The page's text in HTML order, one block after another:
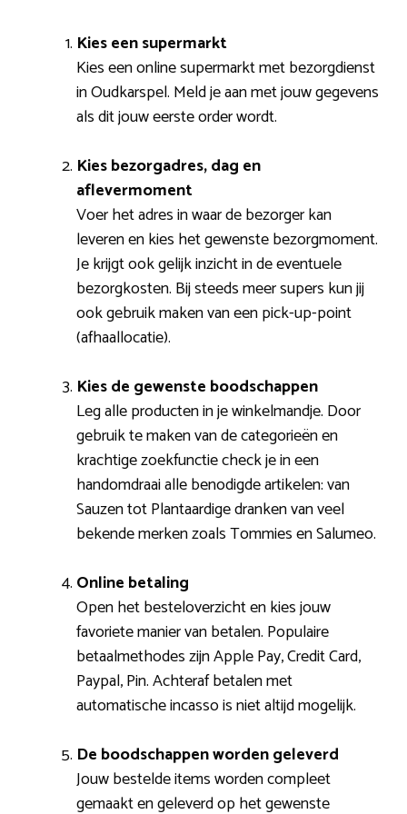
Kies een supermarkt
Kies een online supermarkt met bezorgdienst
in Oudkarspel. Meld je aan met jouw gegevens
als dit jouw eerste order wordt.
Kies bezorgadres, dag en
aflevermoment
Voer het adres in waar de bezorger kan
leveren en kies het gewenste bezorgmoment.
Je krijgt ook gelijk inzicht in de eventuele
bezorgkosten. Bij steeds meer supers kun jij
ook gebruik maken van een pick-up-point
(afhaallocatie).
Kies de gewenste boodschappen
Leg alle producten in je winkelmandje. Door
gebruik te maken van de categorieën en
krachtige zoekfunctie check je in een
handomdraai alle benodigde artikelen: van
Sauzen tot Plantaardige dranken van veel
bekende merken zoals Tommies en Salumeo.
Online betaling
Open het besteloverzicht en kies jouw
favoriete manier van betalen. Populaire
betaalmethodes zijn Apple Pay, Credit Card,
Paypal, Pin. Achteraf betalen met
automatische incasso is niet altijd mogelijk.
De boodschappen worden geleverd
Jouw bestelde items worden compleet
gemaakt en geleverd op het gewenste